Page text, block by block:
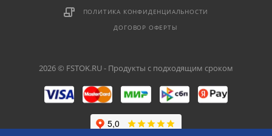
ПОЛИТИКА КОНФИДЕНЦИАЛЬНОСТИ
ДОГОВОР ОФЕРТЫ
2026 © FSTOK.RU - Продукты с подходящим сроком